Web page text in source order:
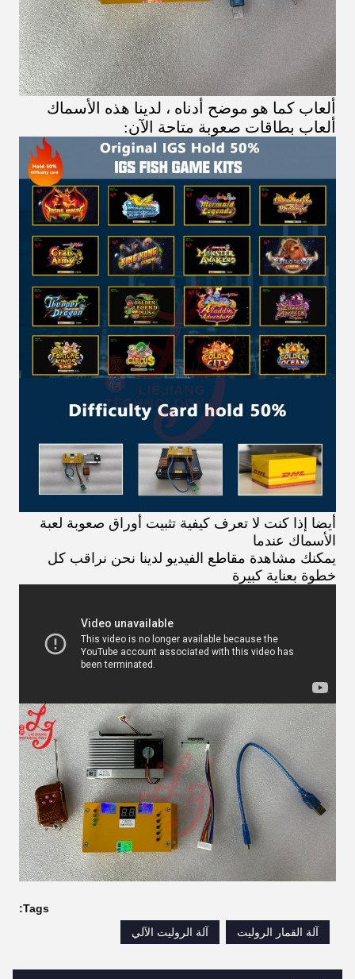
ألعاب كما هو موضح أدناه ، لدينا هذه الأسماك
ألعاب بطاقات صعوبة متاحة الآن:
أيضا إذا كنت لا تعرف كيفية تثبيت أوراق صعوبة لعبة
الأسماك عندما
يمكنك مشاهدة مقاطع الفيديو لدينا نحن نراقب كل
خطوة بعناية كبيرة
Tags:
آلة القمار الروليت
آلة الروليت الآلي